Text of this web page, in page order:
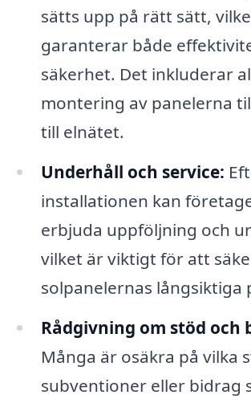
sätts upp på rätt sätt,
garanterar både
säkerhet. Det inkluderar
montering av panelerna
till elnätet.
Underhåll och service:
installationen kan
erbjuda uppföljning och
vilket är viktigt för att
solpanelernas långsiktiga
Rådgivning om stöd och
Många är osäkra på vilka
subventioner eller bidrag